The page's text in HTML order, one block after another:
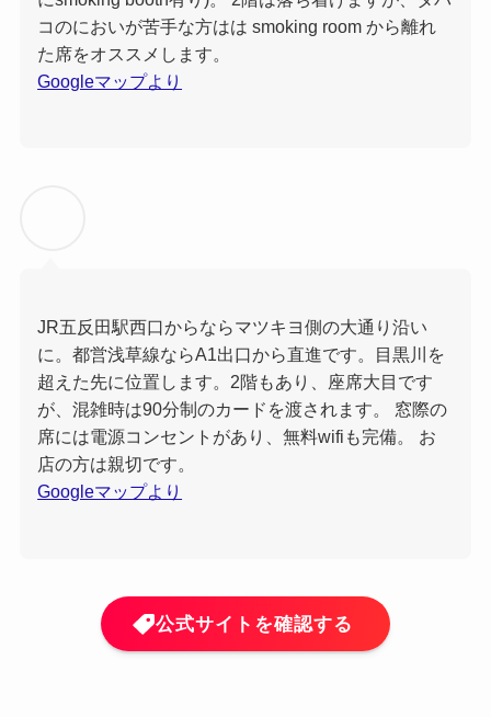
コのにおいが苦手な方はは smoking room から離れ
た席をオススメします。
Googleマップより
JR五反田駅西口からならマツキヨ側の大通り沿い
に。都営浅草線ならA1出口から直進です。目黒川を
超えた先に位置します。2階もあり、座席大目です
が、混雑時は90分制のカードを渡されます。 窓際の
席には電源コンセントがあり、無料wifiも完備。 お
店の方は親切です。
Googleマップより
公式サイトを確認する